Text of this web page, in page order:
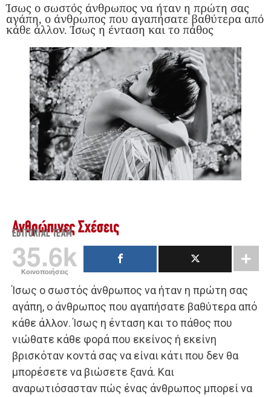
Ίσως ο σωστός άνθρωπος να ήταν η πρώτη σας
αγάπη, ο άνθρωπος που αγαπήσατε βαθύτερα από
κάθε άλλον. Ίσως η ένταση και το πάθος
Ανθρώπινες Σχέσεις
EDITORIAL TEAM
35.6k
Κοινοποιήσεις
Ίσως ο σωστός άνθρωπος να ήταν η πρώτη σας
αγάπη, ο άνθρωπος που αγαπήσατε βαθύτερα από
κάθε άλλον. Ίσως η ένταση και το πάθος που
νιώθατε κάθε φορά που εκείνος ή εκείνη
βρισκόταν κοντά σας να είναι κάτι που δεν θα
μπορέσετε να βιώσετε ξανά. Και
αναρωτιόσασταν πώς ένας άνθρωπος μπορεί να